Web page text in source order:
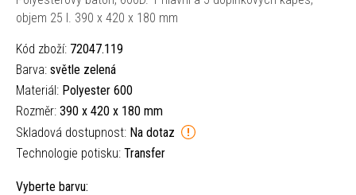
objem 25 l. 390 x 420 x 180 mm
Kód zboží: 72047.119
Barva: světle zelená
Materiál: Polyester 600
Rozměr: 390 x 420 x 180 mm
Skladová dostupnost: Na dotaz
Technologie potisku: Transfer
Vyberte barvu: